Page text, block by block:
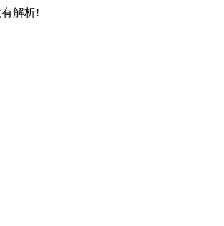
解析!